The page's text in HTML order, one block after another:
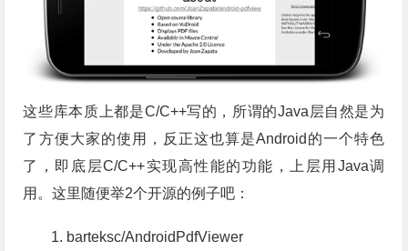
这些库本质上都是C/C++写的，所谓的Java层自然是为
了方便大家的使用，反正这也算是Android的一个特色
了，即底层C/C++实现高性能的功能，上层用Java调
用。这里随便举2个开源的例子吧：
barteksc/AndroidPdfViewer